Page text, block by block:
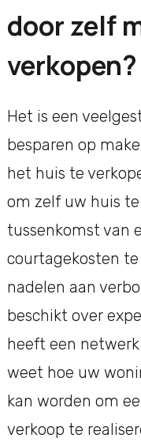
door zelf
verkopen?
Het is een
besparen op
het huis te
om zelf uw huis
tussenkomst van
courtagekosten
nadelen aan
beschikt over
heeft een
weet hoe uw
kan worden om
verkoop te